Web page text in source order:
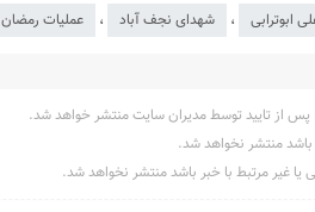
ابوترابی ، شهدای نجف آباد ، عملیات رمضان
از تایید توسط مدیران سایت منتشر خواهد شد.
باشد منتشر نخواهد شد.
یا غیر مرتبط با خبر باشد منتشر نخواهد شد.